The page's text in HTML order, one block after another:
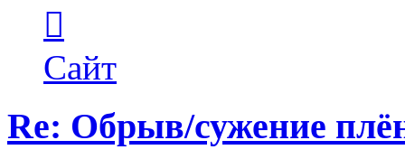
пользователя
Maks42
Сайт
Re: Обрыв/сужение